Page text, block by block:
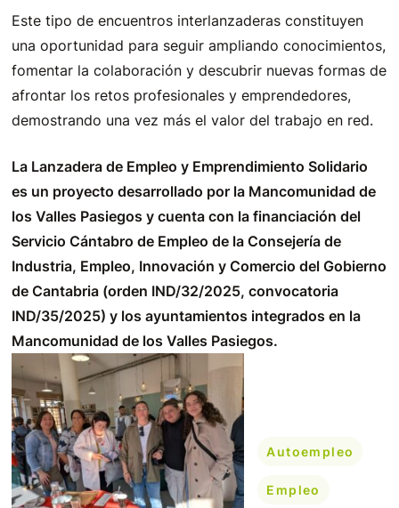
Este tipo de encuentros interlanzaderas constituyen
una oportunidad para seguir ampliando conocimientos,
fomentar la colaboración y descubrir nuevas formas de
afrontar los retos profesionales y emprendedores,
demostrando una vez más el valor del trabajo en red.
La Lanzadera de Empleo y Emprendimiento Solidario
es un proyecto desarrollado por la Mancomunidad de
los Valles Pasiegos y cuenta con la financiación del
Servicio Cántabro de Empleo de la Consejería de
Industria, Empleo, Innovación y Comercio del Gobierno
de Cantabria (orden IND/32/2025, convocatoria
IND/35/2025) y los ayuntamientos integrados en la
Mancomunidad de los Valles Pasiegos.
Autoempleo
Empleo